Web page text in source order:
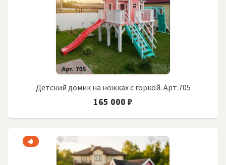
Детский домик на ножках с горкой. Арт.705
165 000 ₽